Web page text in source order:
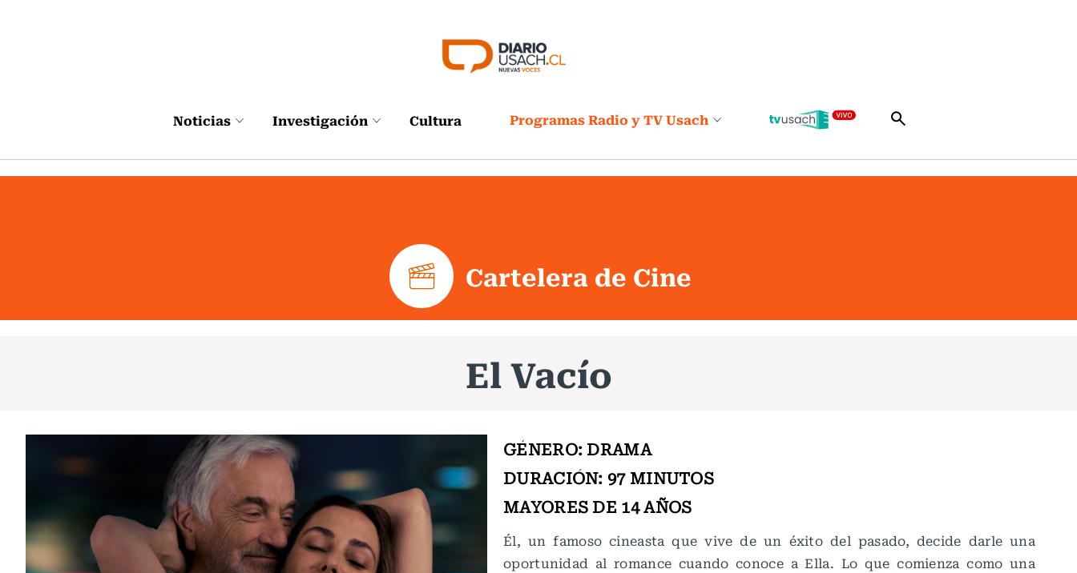
Noticias Investigación Cultura Programas Radio y TV Usach
Cartelera de Cine
El Vacío
GÉNERO: DRAMA
DURACIÓN: 97 MINUTOS
MAYORES DE 14 AÑOS
Él, un famoso cineasta que vive de un éxito del pasado, decide darle una
oportunidad al romance cuando conoce a Ella. Lo que comienza como una